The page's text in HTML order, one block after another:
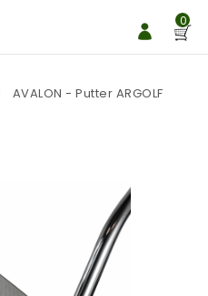
0
AVALON - Putter ARGOLF